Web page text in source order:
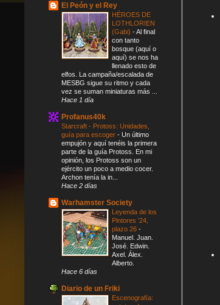
El Peón y el Rey
HÉROES DE
LOTHLORIEN
(Gabi) -Al final
con tanto
bosque (aquí o
aquí) se nos ha
llenado esto de
elfos. La campaña/escalada de
MESBG sigue su ritmo y cada
vez se suman miniaturas más ...
Hace 1 día
Profanus40k
Starcraft - Protoss: Unidades,
guía para escoger - Un último
empujón y aquí tenéis la primera
parte de la guía Protoss. En mi
opinión, los Protoss son un
ejército un poco a medio cocer.
Archon tenía la in...
Hace 2 días
Warhamster Society
Leyenda de los
Pintores '24,
plazo 26 -
Manuel. Juan.
José. Edwin.
Axel. Álex.
Alberto.
Hace 6 días
Diario de un Friki
Escenografía: